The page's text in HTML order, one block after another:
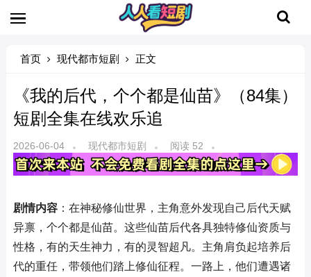
首页 现代都市短剧 正文
《我的后代，个个都是仙苗》（84集）
短剧全集在线欢乐追
2026-06-04 现代都市短剧 阅读 52
剧情内容：在神秘修仙世界，主角意外发现自己后代天赋
异禀，个个都是仙苗。这些仙苗后代各具独特修仙资质与
性格，有的天生神力，有的灵智超凡。主角肩负起培养后
代的重任，带领他们踏上修仙征程。一路上，他们遭遇诸